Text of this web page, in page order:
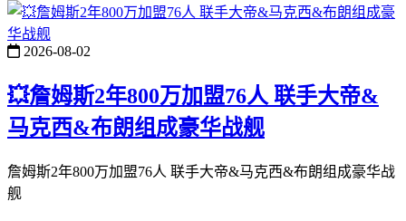
2026-08-02
💥詹姆斯2年800万加盟76人 联手大帝&
马克西&布朗组成豪华战舰
詹姆斯2年800万加盟76人 联手大帝&马克西&布朗组成豪华战
舰